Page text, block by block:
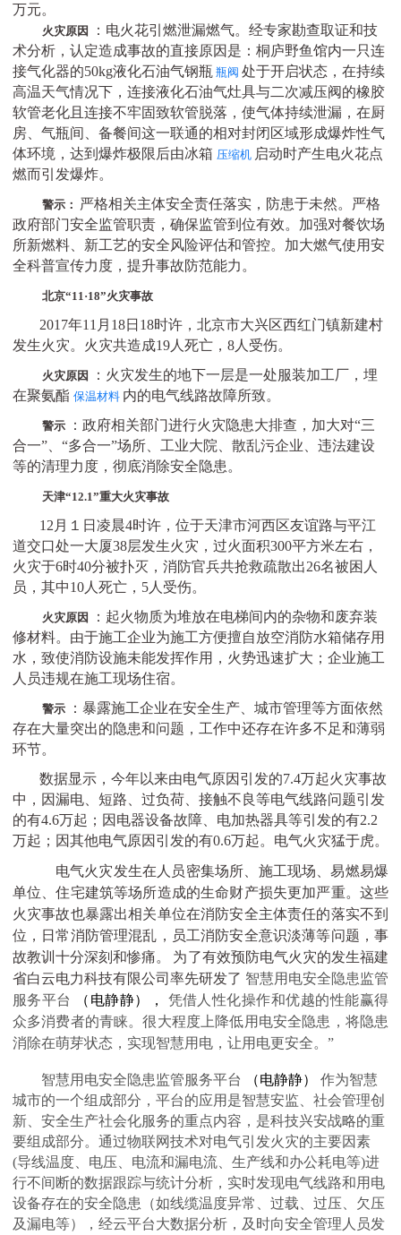
万元。
火灾原因
：电火花引燃泄漏燃气。经专家勘查取证和技
术分析，认定造成事故的直接原因是：桐庐野鱼馆内一只连
接气化器的50kg液化石油气钢瓶 瓶阀 处于开启状态，在持续
高温天气情况下，连接液化石油气灶具与二次减压阀的橡胶
软管老化且连接不牢固致软管脱落，使气体持续泄漏，在厨
房、气瓶间、备餐间这一联通的相对封闭区域形成爆炸性气
体环境，达到爆炸极限后由冰箱 压缩机 启动时产生电火花点
燃而引发爆炸。
警示： 严格相关主体安全责任落实，防患于未然。严格
政府部门安全监管职责，确保监管到位有效。加强对餐饮场
所新燃料、新工艺的安全风险评估和管控。加大燃气使用安
全科普宣传力度，提升事故防范能力。
北京“11·18”火灾事故
2017年11月18日18时许，北京市大兴区西红门镇新建村
发生火灾。火灾共造成19人死亡，8人受伤。
火灾原因
：火灾发生的地下一层是一处服装加工厂，埋
在聚氨酯 保温材料 内的电气线路故障所致。
警示 ：政府相关部门进行火灾隐患大排查，加大对“三
合一”、“多合一”场所、工业大院、散乱污企业、违法建设
等的清理力度，彻底消除安全隐患。
天津“12.1”重大火灾事故
12月１日凌晨4时许，位于天津市河西区友谊路与平江
道交口处一大厦38层发生火灾，过火面积300平方米左右，
火灾于6时40分被扑灭，消防官兵共抢救疏散出26名被困人
员，其中10人死亡，5人受伤。
火灾原因
：起火物质为堆放在电梯间内的杂物和废弃装
修材料。由于施工企业为施工方便擅自放空消防水箱储存用
水，致使消防设施未能发挥作用，火势迅速扩大；企业施工
人员违规在施工现场住宿。
警示
：暴露施工企业在安全生产、城市管理等方面依然
存在大量突出的隐患和问题，工作中还存在许多不足和薄弱
环节。
数据显示，今年以来由电气原因引发的7.4万起火灾事故
中，因漏电、短路、过负荷、接触不良等电气线路问题引发
的有4.6万起；因电器设备故障、电加热器具等引发的有2.2
万起；因其他电气原因引发的有0.6万起。电气火灾猛于虎。
电气火灾发生在人员密集场所、施工现场、易燃易爆
单位、住宅建筑等场所造成的生命财产损失更加严重。这些
火灾事故也暴露出相关单位在消防安全主体责任的落实不到
位，日常消防管理混乱，员工消防安全意识淡薄等问题，事
故教训十分深刻和惨痛。
为了有效预防电气火灾的发生福建
省白云电力科技有限公司率先研发了 智慧用电安全隐患监管
服务平台
（电静静），
凭借人性化操作和优越的性能赢得
众多消费者的青睐。很大程度上降低用电安全隐患，将隐患
消除在萌芽状态，实现智慧用电，让用电更安全。 ”
智慧用电安全隐患监管服务平台 （电静静）
作为智慧
城市的一个组成部分，平台的应用是智慧安监、社会管理创
新、安全生产社会化服务的重点内容，是科技兴安战略的重
要组成部分。通过物联网技术对电气引发火灾的主要因素
(导线温度、电压、电流和漏电流、生产线和办公耗电等)进
行不间断的数据跟踪与统计分析，实时发现电气线路和用电
设备存在的安全隐患（如线缆温度异常、过载、过压、欠压
及漏电等），经云平台大数据分析，及时向安全管理人员发